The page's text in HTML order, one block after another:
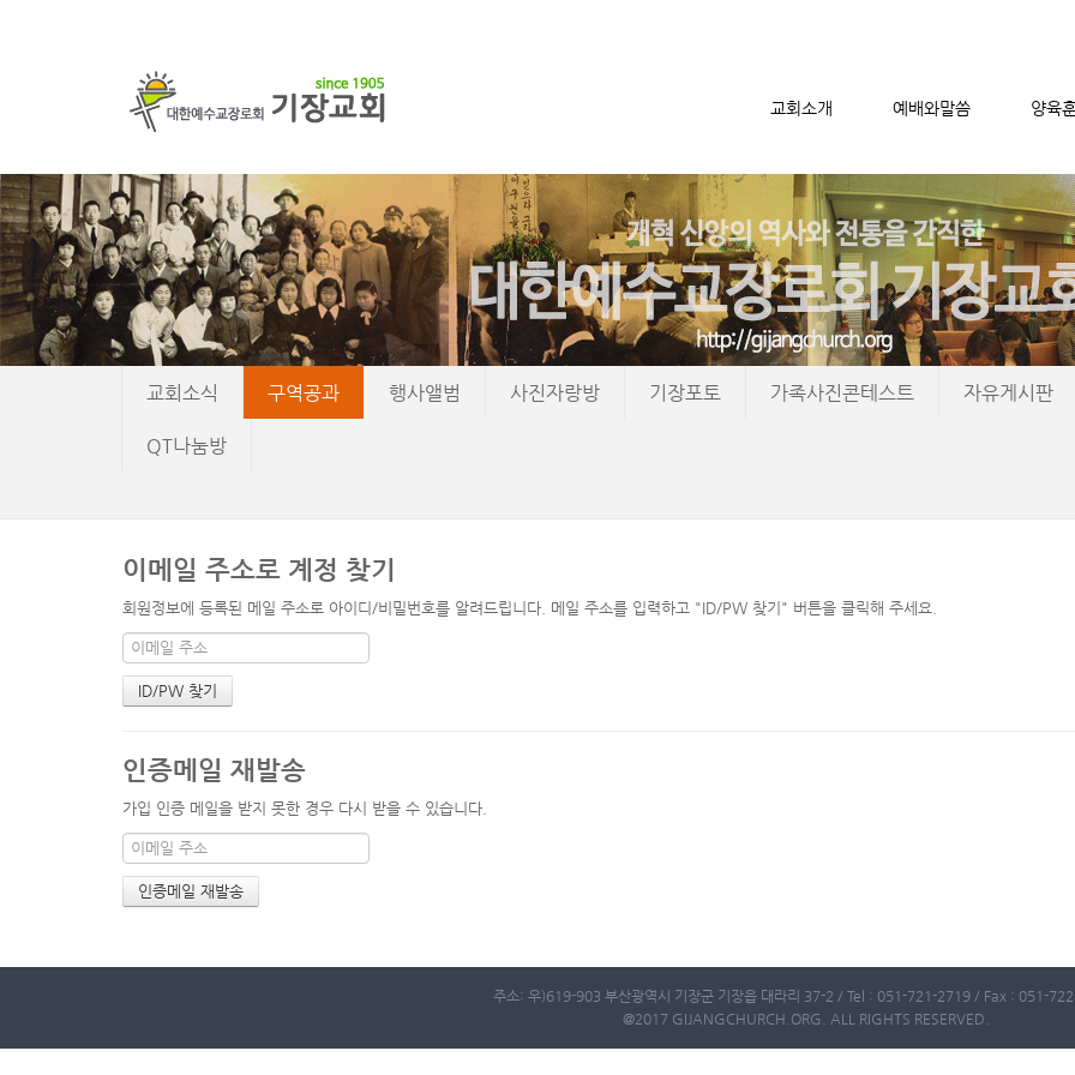
교회소개 예배와말씀 양육
메뉴 건너뛰기
교회소식 구역공과 행사앨범 사진자랑방 기장포토 가족사진콘테스트 자유게시판
QT나눔방
이메일 주소로 계정 찾기
회원정보에 등록된 메일 주소로 아이디/비밀번호를 알려드립니다. 메일 주소를 입력하고 "ID/PW 찾기" 버튼을 클릭해 주세요.
인증메일 재발송
가입 인증 메일을 받지 못한 경우 다시 받을 수 있습니다.
주소: 우)619-903 부산광역시 기장군 기장읍 대라리 37-2 / Tel : 051-721-2719 / Fax : 051-
@2017 GIJANGCHURCH.ORG. ALL RIGHTS RESERVED.